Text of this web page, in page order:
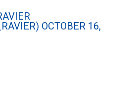
OCTOBER 16,